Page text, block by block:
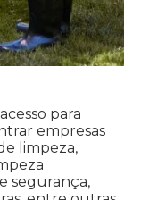
para
empresas
limpeza,
segurança,